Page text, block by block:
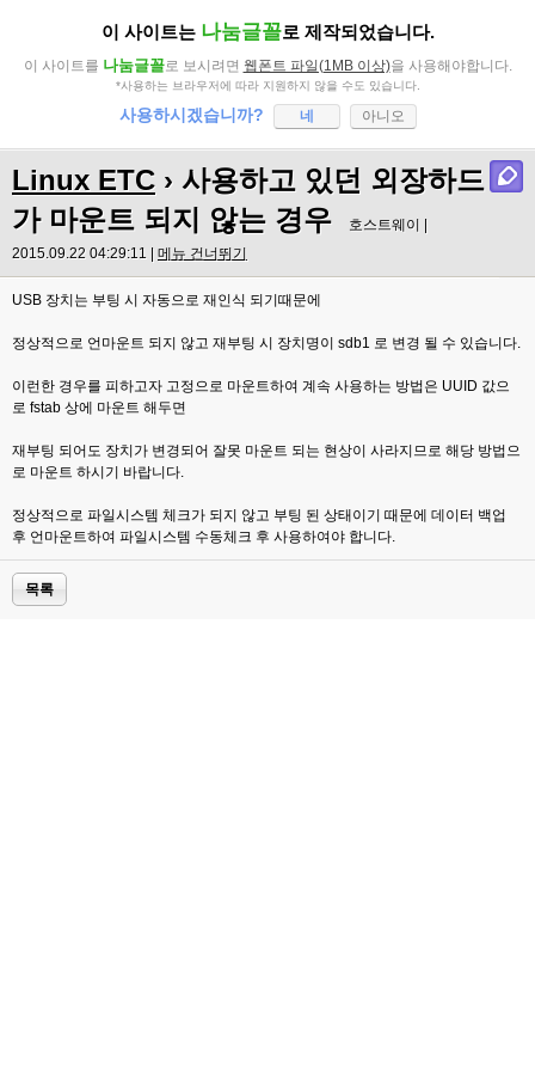
이 사이트는 나눔글꼴로 제작되었습니다.
이 사이트를 나눔글꼴로 보시려면 웹폰트 파일(1MB 이상)을 사용해야합니다.
*사용하는 브라우저에 따라 지원하지 않을 수도 있습니다.
사용하시겠습니까? 네 아니오
Linux ETC › 사용하고 있던 외장하드
가 마운트 되지 않는 경우
호스트웨이 |
2015.09.22 04:29:11 | 메뉴 건너뛰기
USB 장치는 부팅 시 자동으로 재인식 되기때문에
정상적으로 언마운트 되지 않고 재부팅 시 장치명이 sdb1 로 변경 될 수 있습니다.
이런한 경우를 피하고자 고정으로 마운트하여 계속 사용하는 방법은 UUID 값으
로 fstab 상에 마운트 해두면
재부팅 되어도 장치가 변경되어 잘못 마운트 되는 현상이 사라지므로 해당 방법으
로 마운트 하시기 바랍니다.
정상적으로 파일시스템 체크가 되지 않고 부팅 된 상태이기 때문에 데이터 백업
후 언마운트하여 파일시스템 수동체크 후 사용하여야 합니다.
목록